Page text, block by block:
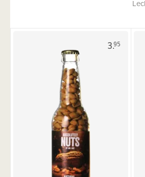
3.95